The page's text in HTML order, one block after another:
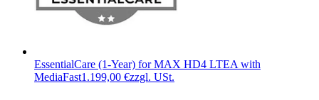
EssentialCare (1-Year) for MAX HD4 LTEA with
MediaFast1.199,00 €zzgl. USt.